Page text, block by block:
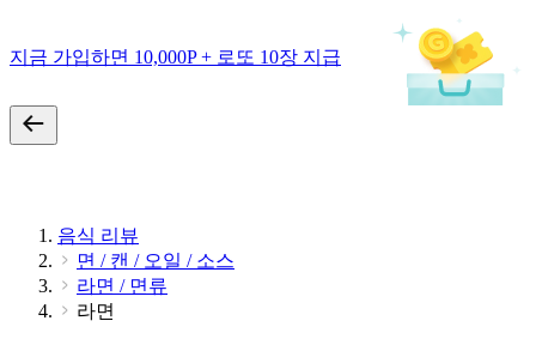
지금 가입하면 10,000P + 로또 10장 지급
음식 리뷰
면 / 캔 / 오일 / 소스
라면 / 면류
라면